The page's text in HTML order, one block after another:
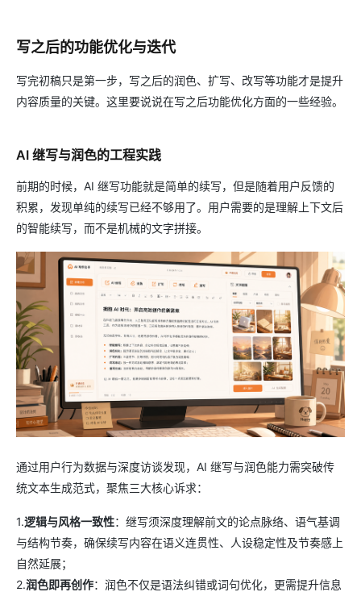
写之后的功能优化与迭代
写完初稿只是第一步，写之后的润色、扩写、改写等功能才是提升
内容质量的关键。这里要说说在写之后功能优化方面的一些经验。
AI 继写与润色的工程实践
前期的时候，AI 继写功能就是简单的续写，但是随着用户反馈的
积累，发现单纯的续写已经不够用了。用户需要的是理解上下文后
的智能续写，而不是机械的文字拼接。
通过用户行为数据与深度访谈发现，AI 继写与润色能力需突破传
统文本生成范式，聚焦三大核心诉求：
1.逻辑与风格一致性：继写须深度理解前文的论点脉络、语气基调
与结构节奏，确保续写内容在语义连贯性、人设稳定性及节奏感上
自然延展；
2.润色即再创作：润色不仅是语法纠错或词句优化，更需提升信息